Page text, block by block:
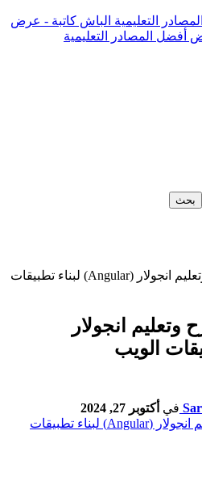
الباش كاتبة - عرض
أفضل المصادر التعليمية
أفضل 6 دورات لشرح وتعليم انجولار (Angular) لبناء تطبيقات
وتعليم انجولار
في أكتوبر 27, 2024